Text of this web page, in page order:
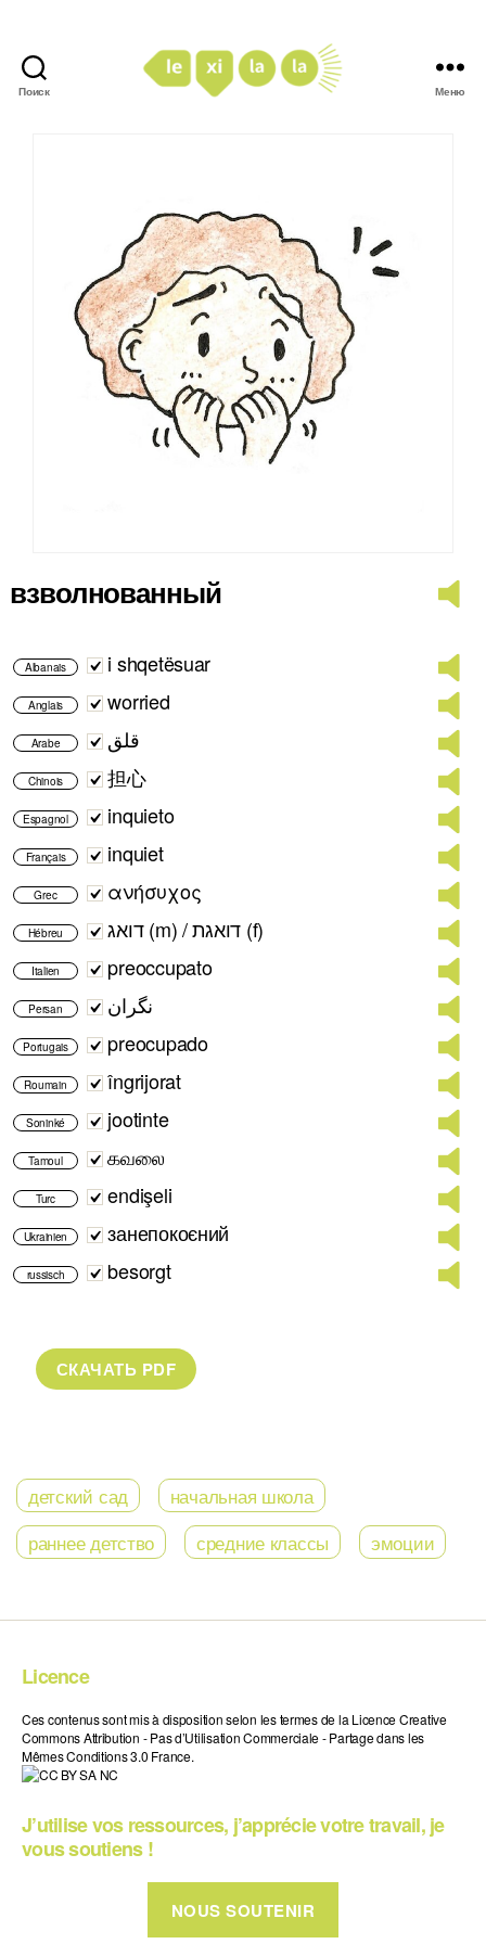
Поиск Меню
взволнованный
Albanais i shqetësuar
Anglais worried
Arabe قلق
Chinois 担心
Espagnol inquieto
Français inquiet
Grec ανήσυχος
Hébreu דואג (m) / דואגת (f)
Italien preoccupato
Persan نگران
Portugais preocupado
Roumain îngrijorat
Soninké jootinte
Tamoul கவலை
Turc endişeli
Ukrainien занепокоєний
russisch besorgt
детский сад
начальная школа
раннее детство
средние классы эмоции
Licence
Ces contenus sont mis à disposition selon les termes de la Licence Creative
Commons Attribution - Pas d’Utilisation Commerciale - Partage dans les
Mêmes Conditions 3.0 France.
J’utilise vos ressources, j’apprécie votre travail, je
vous soutiens !
NOUS SOUTENIR